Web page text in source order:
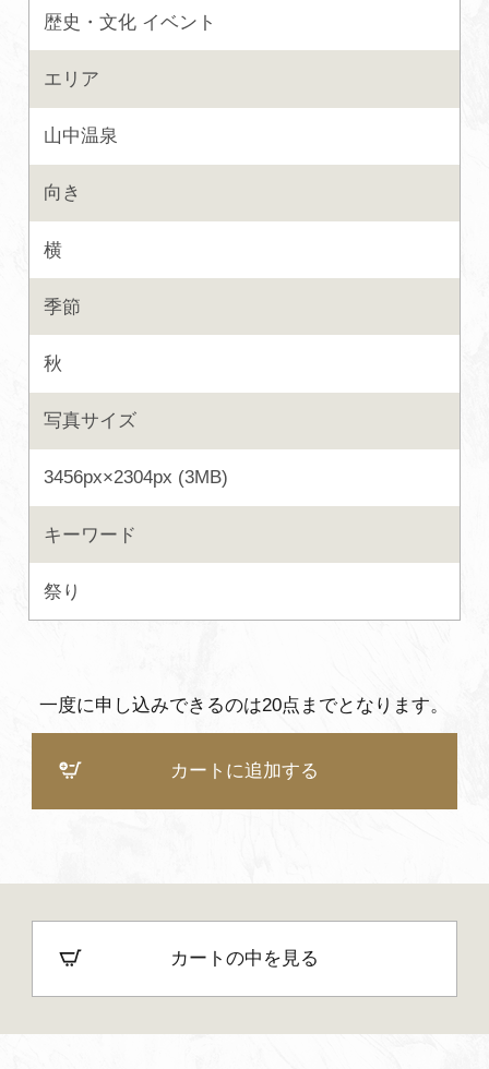
プライバシーポリシー
歴史・文化 イベント
エリア
山中温泉
向き
横
季節
秋
写真サイズ
3456px×2304px (3MB)
キーワード
祭り
一度に申し込みできるのは20点までとなります。
カートに追加する
カートの中を見る